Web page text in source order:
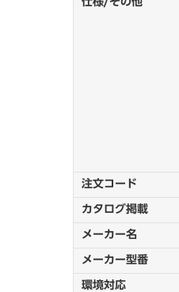
仕様/その他
注文コード
カタログ掲載
メーカー名
メーカー型番
環境対応